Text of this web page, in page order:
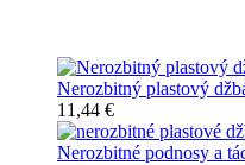
Nerozbitný plastový
11,44 €
Nerozbitné podnosy a